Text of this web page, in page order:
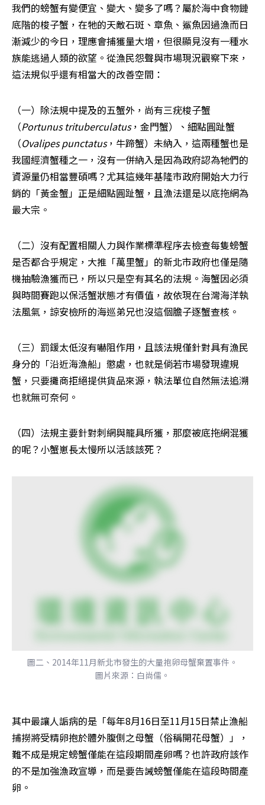
我們的螃蟹有變便宜、變大、變多了嗎？屬於海中食物鏈
底階的梭子蟹，在牠的天敵石斑、章魚、鯊魚因過漁而日
漸減少的今日，理應會捕獲量大增，但很顯見沒有一種水
族能逃過人類的欲望。從漁民怨聲與市場現況觀察下來，
這法規似乎還有相當大的改善空間：
（一）除法規中提及的五蟹外，尚有三疣梭子蟹
（Portunus trituberculatus，金門蟹）、細點圓趾蟹
（Ovalipes punctatus，牛蹄蟹）未納入，這兩種蟹也是
我國經濟蟹種之一，沒有一併納入是因為政府認為牠們的
資源量仍相當豐碩嗎？尤其這幾年基隆市政府開始大力行
銷的「黃金蟹」正是細點圓趾蟹，且漁法還是以底拖網為
最大宗。
（二）沒有配置相關人力與作業標準程序去檢查每隻螃蟹
是否都合乎規定，大推「萬里蟹」的新北市政府也僅是隨
機抽驗漁獲而已，所以只是空有其名的法規。海蟹因必須
與時間賽跑以保活蟹狀態才有價值，故依現在台灣海洋執
法風氣，諒安檢所的海巡弟兄也沒這個膽子逐蟹查核。
（三）罰鍰太低沒有嚇阻作用，且該法規僅針對具有漁民
身分的「沿近海漁船」懲處，也就是倘若市場發現違規
蟹，只要攤商拒絕提供貨品來源，執法單位自然無法追溯
也就無可奈何。
（四）法規主要針對刺網與籠具所獲，那麼被底拖網混獲
的呢？小蟹崽長太慢所以活該該死？
圖二、2014年11月新北市發生的大量抱卵母蟹棄置事件。
圖片來源：白尚儒。
其中最讓人詬病的是「每年8月16日至11月15日禁止漁船
捕撈將受精卵抱於體外腹側之母蟹（俗稱開花母蟹）」，
難不成是規定螃蟹僅能在這段期間產卵嗎？也許政府該作
的不是加強漁政宣導，而是要告誡螃蟹僅能在這段時間產
卵。